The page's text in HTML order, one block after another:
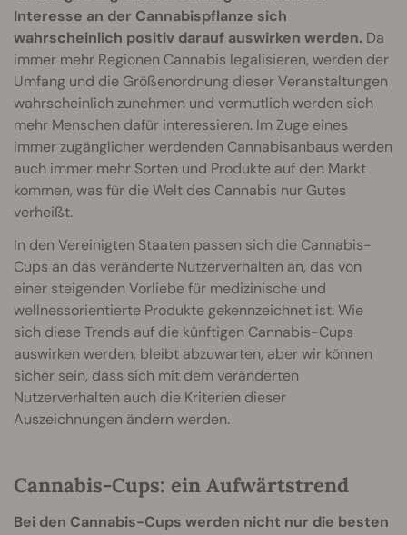
Interesse an der Cannabispflanze sich
wahrscheinlich positiv darauf auswirken werden. Da
immer mehr Regionen Cannabis legalisieren, werden der
Umfang und die Größenordnung dieser Veranstaltungen
wahrscheinlich zunehmen und vermutlich werden sich
mehr Menschen dafür interessieren. Im Zuge eines
immer zugänglicher werdenden Cannabisanbaus werden
auch immer mehr Sorten und Produkte auf den Markt
kommen, was für die Welt des Cannabis nur Gutes
verheißt.
In den Vereinigten Staaten passen sich die Cannabis-
Cups an das veränderte Nutzerverhalten an, das von
einer steigenden Vorliebe für medizinische und
wellnessorientierte Produkte gekennzeichnet ist. Wie
sich diese Trends auf die künftigen Cannabis-Cups
auswirken werden, bleibt abzuwarten, aber wir können
sicher sein, dass sich mit dem veränderten
Nutzerverhalten auch die Kriterien dieser
Auszeichnungen ändern werden.
Cannabis-Cups: ein Aufwärtstrend
Bei den Cannabis-Cups werden nicht nur die besten